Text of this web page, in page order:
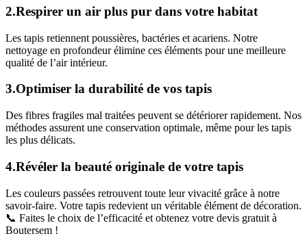
2.Respirer un air plus pur dans votre habitat
Les tapis retiennent poussières, bactéries et acariens. Notre
nettoyage en profondeur élimine ces éléments pour une meilleure
qualité de l’air intérieur.
3.Optimiser la durabilité de vos tapis
Des fibres fragiles mal traitées peuvent se détériorer rapidement. Nos
méthodes assurent une conservation optimale, même pour les tapis
les plus délicats.
4.Révéler la beauté originale de votre tapis
Les couleurs passées retrouvent toute leur vivacité grâce à notre
savoir-faire. Votre tapis redevient un véritable élément de décoration.
📞 Faites le choix de l’efficacité et obtenez votre devis gratuit à
Boutersem !